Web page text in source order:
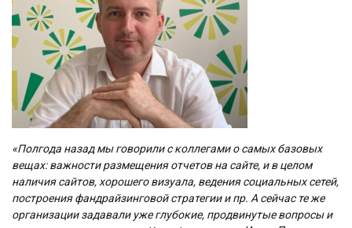
«Полгода назад мы говорили с коллегами о самых базовых
вещах: важности размещения отчетов на сайте, и в целом
наличия сайтов, хорошего визуала, ведения социальных сетей,
построения фандрайзинговой стратегии и пр. А сейчас те же
организации задавали уже глубокие, продвинутые вопросы и